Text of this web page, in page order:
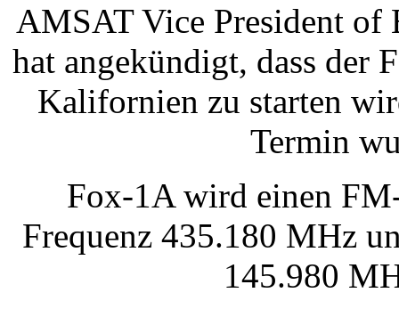
AMSAT Vice President of
hat angekündigt, dass der
Kalifornien zu starten
Termin
Fox-1A wird einen
Frequenz 435.180 MHz
145.980